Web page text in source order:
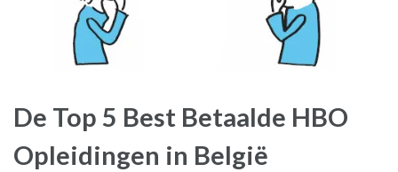
De Top 5 Best Betaalde HBO
Opleidingen in België